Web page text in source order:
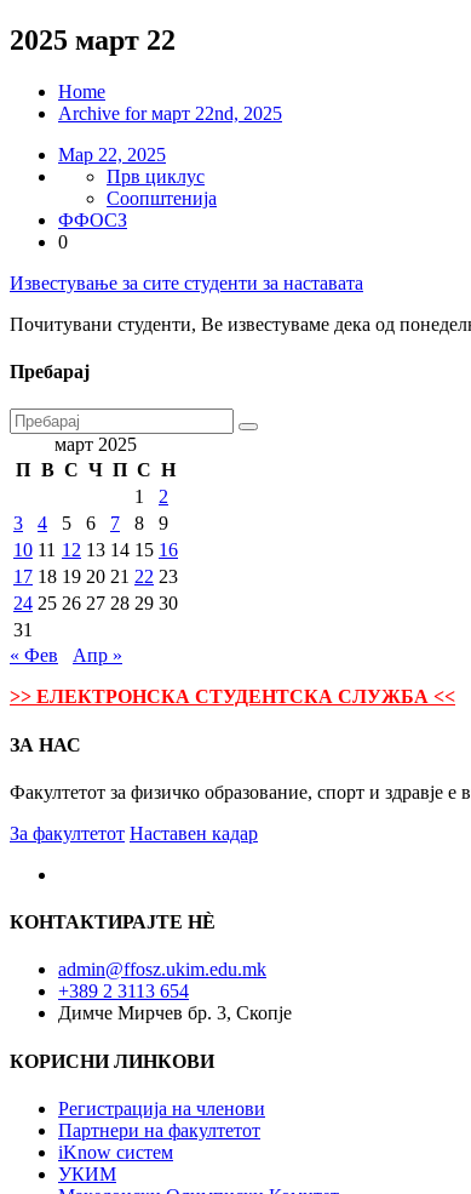
2025 март 22
Home
Archive for март 22nd, 2025
Мар 22, 2025
Прв циклус
Соопштенија
ФФОСЗ
0
Известување за сите студенти за наставата
Почитувани студенти, Ве известуваме дека од
Пребарај
март 2025
П В С Ч П С Н
1
2
3
4 5 6 7 8
9
10 11 12 13 14 15 16
17 18 19 20 21 22 23
24 25 26 27 28 29 30
31
« Фев
Апр »
>> ЕЛЕКТРОНСКА СТУДЕНТСКА СЛУЖБА <<
ЗА НАС
Факултетот за физичко образование, спорт и здравје
За факултетот Наставен кадар
КОНТАКТИРАЈТЕ НÈ
admin@ffosz.ukim.edu.mk
+389 2 3113 654
Димче Мирчев бр. 3, Скопје
КОРИСНИ ЛИНКОВИ
Регистрација на членови
Партнери на факултетот
iKnow систем
УКИМ